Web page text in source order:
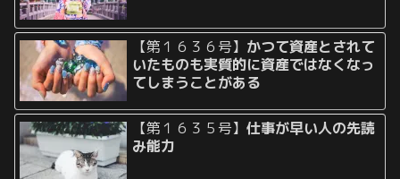
【第１６３６号】 かつて資産とされて
いたものも実質的に資産ではなくなっ
てしまうことがある
【第１６３５号】仕事が早い人の先読
み能力